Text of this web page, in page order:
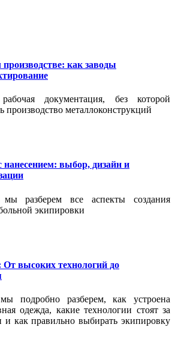
как заводы
документация, без которой
производство металлоконструкций
выбор, дизайн и
разберем все аспекты создания
экипировки
высоких технологий до
подробно разберем, как устроена
одежда, какие технологии стоят за
как правильно выбирать экипировку